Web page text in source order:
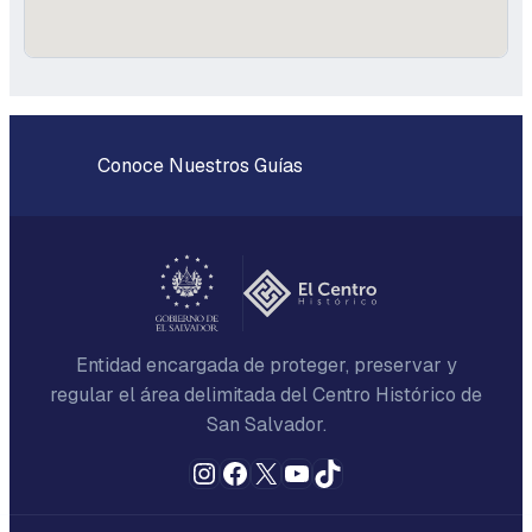
Conoce Nuestros Guías
Entidad encargada de proteger, preservar y
regular el área delimitada del Centro Histórico de
San Salvador.
Instagram
Facebook
X YouTube
TikTok